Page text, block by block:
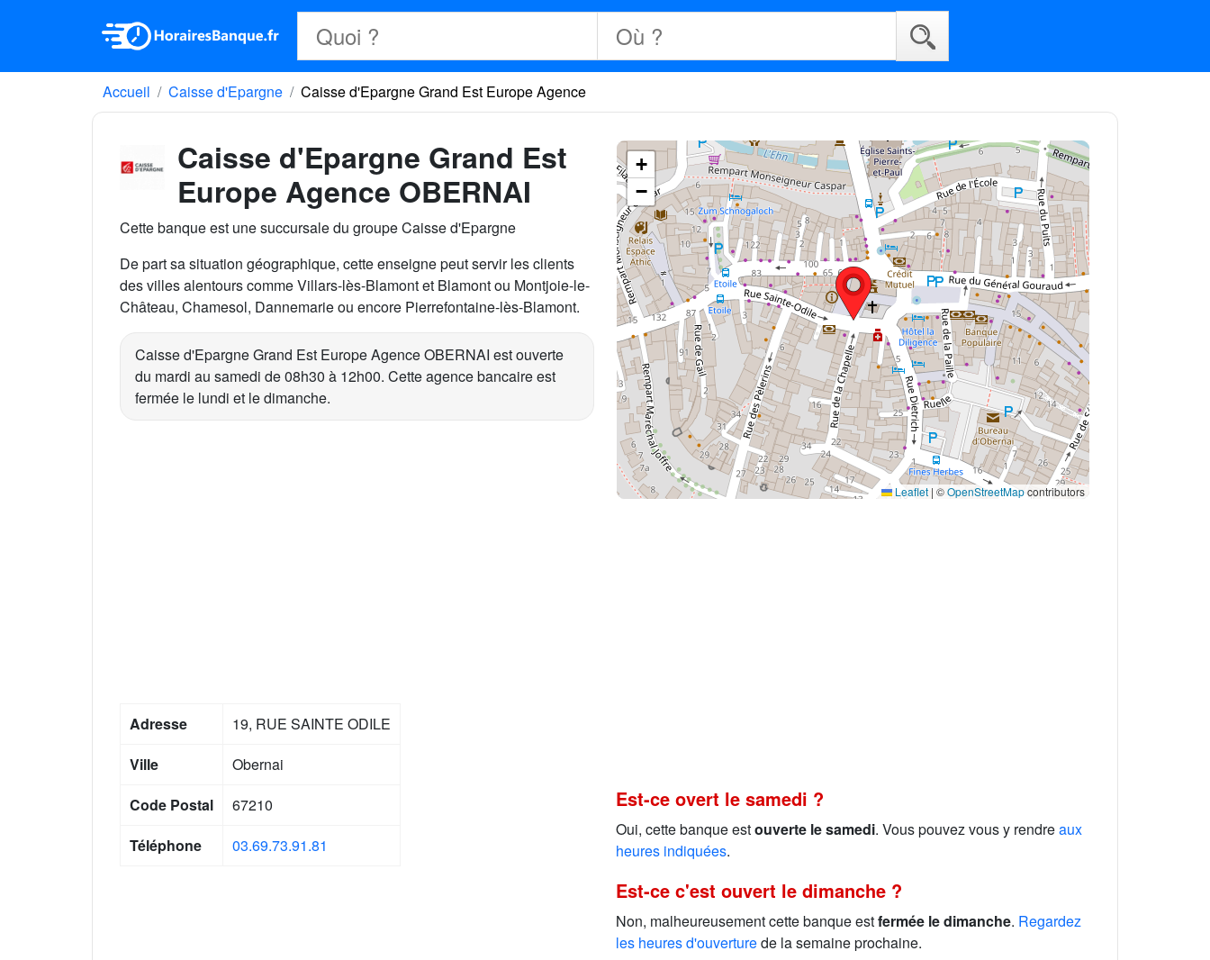
Accueil Caisse d'Epargne Caisse d'Epargne Grand Est Europe Agence
Caisse d'Epargne Grand Est
Europe Agence OBERNAI
Cette banque est une succursale du groupe Caisse d'Epargne
De part sa situation géographique, cette enseigne peut servir les clients
des villes alentours comme Villars-lès-Blamont et Blamont ou Montjoie-le-
Château, Chamesol, Dannemarie ou encore Pierrefontaine-lès-Blamont.
Caisse d'Epargne Grand Est Europe Agence OBERNAI est ouverte
du mardi au samedi de 08h30 à 12h00. Cette agence bancaire est
fermée le lundi et le dimanche.
Adresse
19, RUE SAINTE ODILE
Ville
Obernai
Code Postal
67210
Téléphone
03.69.73.91.81
+
−
Leaflet | ©OpenStreetMapcontributors
Est-ce overt le samedi ?
Oui, cette banque estouverte le samedi. Vous pouvez vous y rendreaux
heures indiquées.
Est-ce c'est ouvert le dimanche ?
Non, malheureusement cette banque estfermée le dimanche. Regardez
les heures d'ouverturede la semaine prochaine.